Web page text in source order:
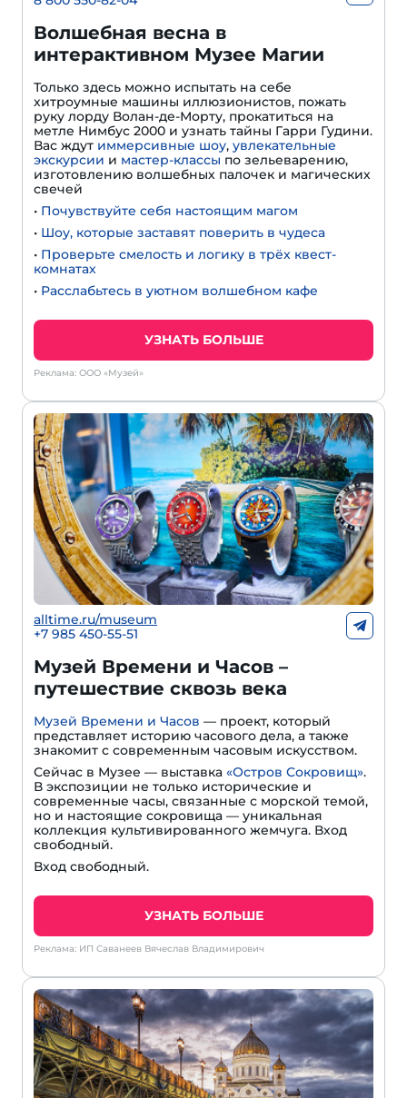
Волшебная весна в
интерактивном Музее Магии
Только здесь можно испытать на себе
хитроумные машины иллюзионистов, пожать
руку лорду Волан-де-Морту, прокатиться на
метле Нимбус 2000 и узнать тайны Гарри Гудини.
Вас ждут иммерсивные шоу, увлекательные
экскурсии и мастер-классы по зельеварению,
изготовлению волшебных палочек и магических
свечей
• Почувствуйте себя настоящим магом
• Шоу, которые заставят поверить в чудеса
• Проверьте смелость и логику в трёх квест-
комнатах
• Расслабьтесь в уютном волшебном кафе
УЗНАТЬ БОЛЬШЕ
Реклама: ООО «Музей»
alltime.ru/museum
+7 985 450-55-51
Музей Времени и Часов –
путешествие сквозь века
Музей Времени и Часов — проект, который
представляет историю часового дела, а также
знакомит с современным часовым искусством.
Сейчас в Музее — выставка «Остров Сокровищ».
В экспозиции не только исторические и
современные часы, связанные с морской темой,
но и настоящие сокровища — уникальная
коллекция культивированного жемчуга. Вход
свободный.
Вход свободный.
УЗНАТЬ БОЛЬШЕ
Реклама: ИП Саванеев Вячеслав Владимирович